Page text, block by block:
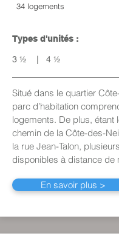
34 logements
Types d'unités :
3 ½ | 4 ½
Situé dans le quartier
parc d’habitation
logements. De plus, étant
chemin de la Côte-des-
la rue Jean-Talon,
disponibles à distance de
En savoir plus >